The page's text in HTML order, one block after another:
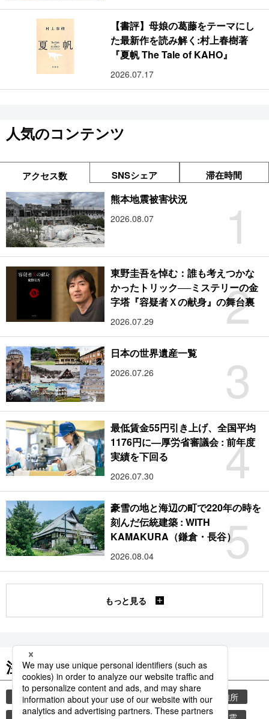
【書評】母娘の葛藤をテーマにし
た最新作を読み解く:村上春樹著
『夏帆 The Tale of KAHO』
2026.07.17
人気のコンテンツ
アクセス数 SNSシェア 滞在時間
1
熊本地震被害状況
2026.08.07
2
東野圭吾を悼む：誰も考えつかな
かったトリック──ミステリーの金
字塔『容疑者Ｘの献身』の舞台裏
2026.07.29
3
日本の世界遺産一覧
2026.07.26
4
最低賃金55円引き上げ、全国平均
1176円に―厚労省審議会 : 前年度
実績を下回る
2026.07.30
5
豪雪の地と海辺の町で220年の時を
刻んだ伝統建築 : WITH
KAMAKURA（鎌倉・長谷）
2026.08.04
もっと見る
注目のキーワード
共同通信ニュース 気象・災害 災害
避難所